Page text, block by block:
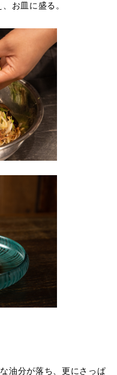
お皿に盛る。
油分が落ち、更にさっぱ